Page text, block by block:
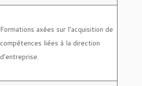
Formations axées sur l’acquisition de
compétences liées à la direction
d’entreprise.